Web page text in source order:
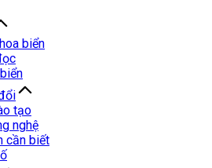
biển
tạo
nghệ
cần biết